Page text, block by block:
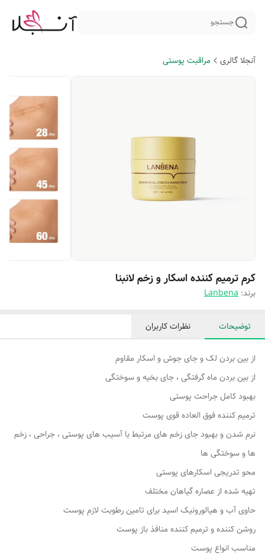
جستجو
آنجلا گالری مراقبت پوستی
کرم ترمیم کننده اسکار و زخم لانبنا
برند: Lanbena
توضیحات نظرات کاربران
از بین بردن لک و جای جوش و اسکار مقاوم
از بین بردن ماه گرفتگی ، جای بخیه و سوختگی
بهبود کامل جراحت پوستی
ترمیم کننده فوق العاده قوی پوست
نرم شدن و بهبود جای زخم های مرتبط با آسیب های پوستی ، جراحی ، زخم
ها و سوختگی ها
محو تدریجی اسکارهای پوستی
تهیه شده از عصاره گیاهان مختلف
حاوی آب و هیالورونیک اسید برای تامین رطوبت لازم پوست
روشن کننده و ترمیم کننده منافذ باز پوست
مناسب انواع پوست